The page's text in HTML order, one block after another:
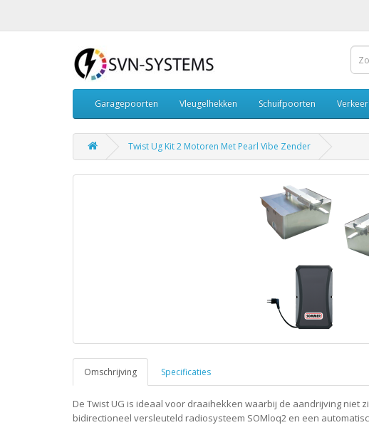
Garagepoorten Vleugelhekken Schuifpoorten
Twist Ug Kit 2 Motoren Met Pearl Vibe Zender
Omschrijving Specificaties
De Twist UG is ideaal voor draaihekken waarbij de aandrijving niet
bidirectioneel versleuteld radiosysteem SOMloq2 en een